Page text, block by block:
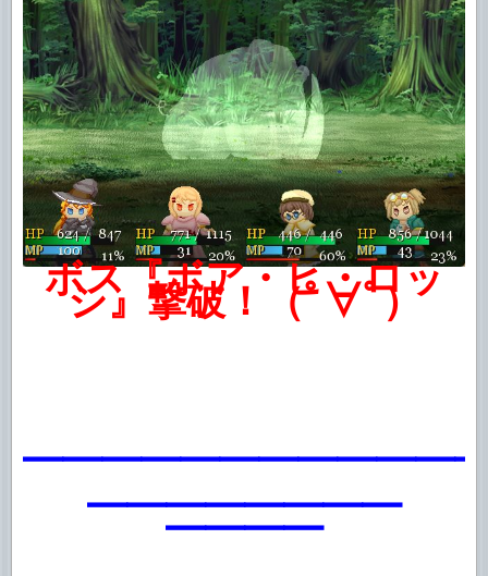
ボス『ボア・ヒ・ロッ
シ』撃破！（ﾟ∀ﾟ）
━━━━━━━━
━━━━